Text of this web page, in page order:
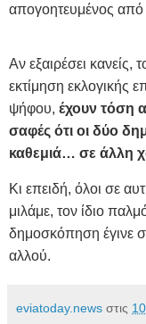
απογοητευμένος από
Αν εξαιρέσει κανείς,
εκτίμηση εκλογικής
ψήφου, έχουν τόση
σαφές ότι οι δύο
καθεμιά… σε άλλη
Κι επειδή, όλοι σε
μιλάμε, τον ίδιο
δημοσκόπηση έγινε
αλλού.
eviatoday.news στις